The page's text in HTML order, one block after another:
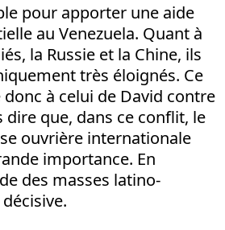
pour apporter une aide
au Venezuela. Quant à
la Russie et la Chine, ils
très éloignés. Ce
à celui de David contre
dire que, dans ce conflit, le
ouvrière internationale
importance. En
des masses latino-